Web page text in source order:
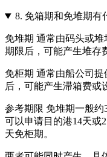
8. 免箱期和免堆期有
免堆期 通常由码头或
期限后，可能产生堆存
免柜期 通常由船公司
后，可能产生滞箱费或
参考期限 免堆期一般
可以申请目的港14天或
天免柜期。